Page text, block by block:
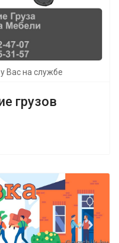
Вас на службе
грузов